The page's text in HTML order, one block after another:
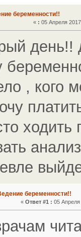
беременности!!
« : 05 Апреля
день!!
, кого
ходить
беременности!!
«Ответ #1 : 05